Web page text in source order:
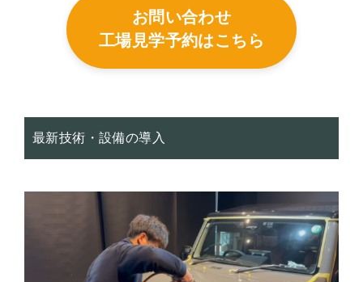
お問い合わせ
工場見学予約はこちら
最新技術・設備の導入